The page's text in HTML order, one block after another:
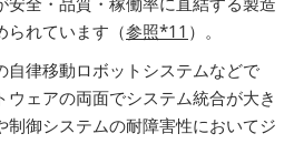
られています（参照*11 ）。
自律移動ロボットシステムなどで
ェアの両面でシステム統合が大き
制御システムの耐障害性においてジ